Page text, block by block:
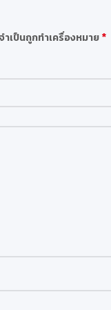
เป็นถูกทำเครื่องหมาย*